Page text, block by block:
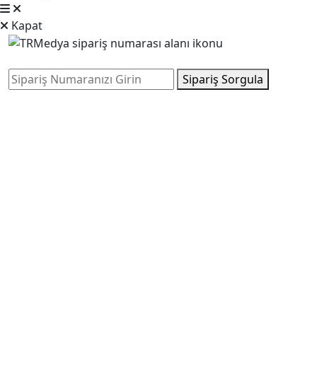
Kapat
Sipariş Sorgula